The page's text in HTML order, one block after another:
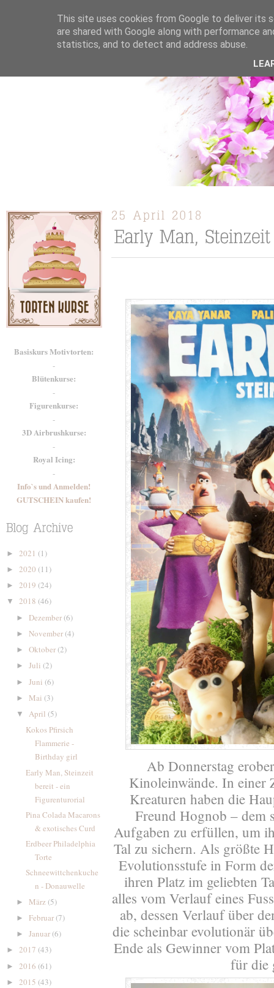
ÜBER MICH KOOPERATION TORTEN / KUCHEN /
Basiskurs Motivtorten:
-
Blütenkurse:
-
Figurenkurse:
-
3D Airbrushkurse:
-
Royal Icing:
-
Info`s und Anmelden!
GUTSCHEIN kaufen!
► 2021 (1)
► 2020 (11)
► 2019 (24)
▼ 2018 (46)
► Dezember(6)
► November(4)
► Oktober(2)
► Juli (2)
► Juni (6)
► Mai (3)
▼ April (5)
Kokos Pfirsich
Flammerie -
Birthday girl
Early Man, Steinzeit
bereit - ein
Figurenturorial
Pina Colada Macarons
& exotisches Curd
Erdbeer Philadelphia
Torte
Schneewittchenkuche
n - Donauwelle
► März (5)
► Februar(7)
► Januar(6)
► 2017 (43)
► 2016 (61)
► 2015 (43)
Ab Donnerstag
Kinoleinwände. In einer
Kreaturen haben die
Freund Hognob – dem
Aufgaben zu erfüllen, um
Tal zu sichern. Als größte
Evolutionsstufe in Form
ihren Platz im geliebten
alles vom Verlauf eines
ab, dessen Verlauf über
die scheinbar evolutionär
Ende als Gewinner vom
für die
This site uses cookies from Google to deliver its
are shared with Google along with performance
statistics, and to detect and address abuse.